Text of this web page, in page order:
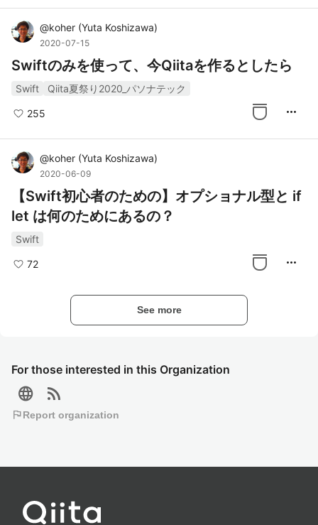
For those interested in this Organization
language rss_feed
flagReport organization
@koher (Yuta Koshizawa)
2020-07-15
Swiftのみを使って、今Qiitaを作るとしたら
Swift Qiita夏祭り2020_パソナテック
255 more_horiz
@koher (Yuta Koshizawa)
2020-06-09
【Swift初心者のための】オプショナル型と if
let は何のためにあるの？
Swift
72 more_horiz
See more